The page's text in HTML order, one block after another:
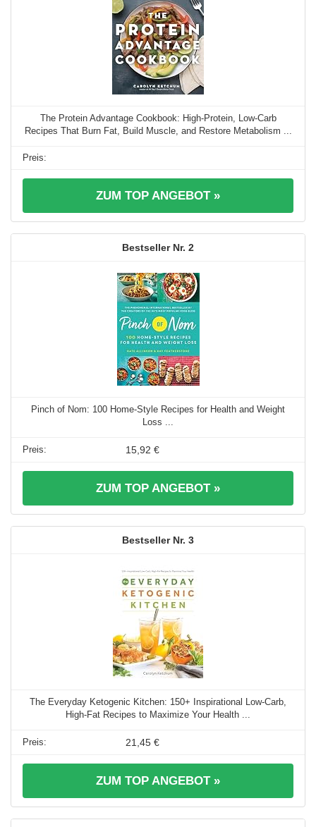
The Protein Advantage Cookbook: High-Protein, Low-Carb
Recipes That Burn Fat, Build Muscle, and Restore Metabolism ...
ZUM TOP ANGEBOT »
2
Pinch of Nom: 100 Home-Style Recipes for Health and Weight
Loss ...
15,92 €
ZUM TOP ANGEBOT »
3
The Everyday Ketogenic Kitchen: 150+ Inspirational Low-Carb,
High-Fat Recipes to Maximize Your Health ...
21,45 €
ZUM TOP ANGEBOT »